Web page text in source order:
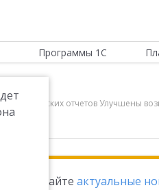
Программы 1С
аналитических отчетов
Читайте актуальные